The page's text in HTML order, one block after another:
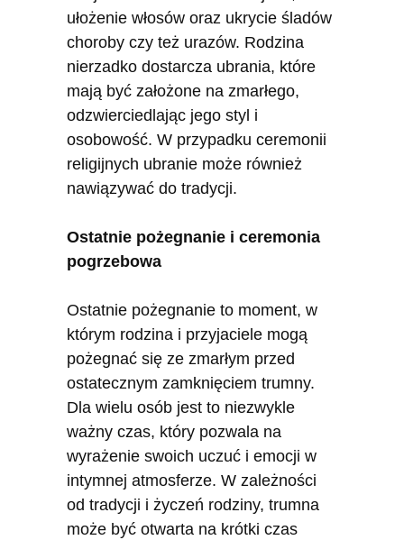
ułożenie włosów oraz ukrycie śladów
choroby czy też urazów. Rodzina
nierzadko dostarcza ubrania, które
mają być założone na zmarłego,
odzwierciedlając jego styl i
osobowość. W przypadku ceremonii
religijnych ubranie może również
nawiązywać do tradycji.
Ostatnie pożegnanie i ceremonia
pogrzebowa
Ostatnie pożegnanie to moment, w
którym rodzina i przyjaciele mogą
pożegnać się ze zmarłym przed
ostatecznym zamknięciem trumny.
Dla wielu osób jest to niezwykle
ważny czas, który pozwala na
wyrażenie swoich uczuć i emocji w
intymnej atmosferze. W zależności
od tradycji i życzeń rodziny, trumna
może być otwarta na krótki czas